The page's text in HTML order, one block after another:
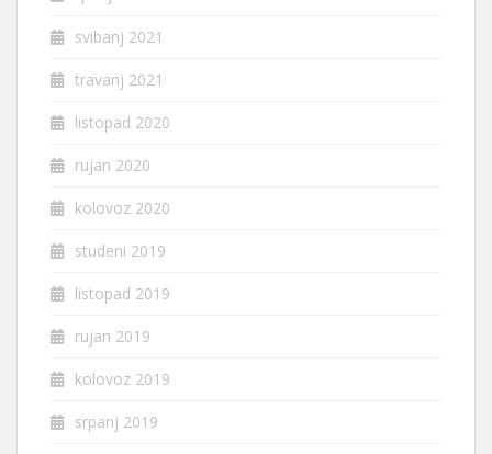
svibanj 2021
travanj 2021
listopad 2020
rujan 2020
kolovoz 2020
studeni 2019
listopad 2019
rujan 2019
kolovoz 2019
srpanj 2019